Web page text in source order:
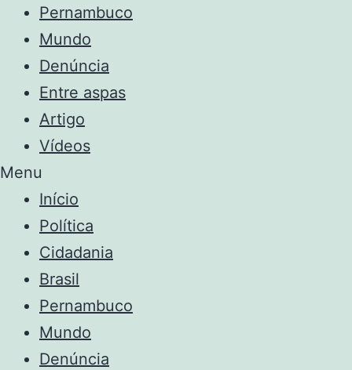
Pernambuco
Mundo
Denúncia
Entre aspas
Artigo
Vídeos
Menu
Início
Política
Cidadania
Brasil
Pernambuco
Mundo
Denúncia